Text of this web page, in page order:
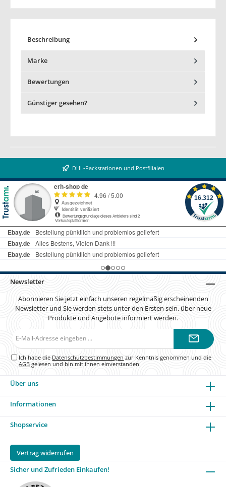
Beschreibung
Marke
Bewertungen
Günstiger gesehen?
DHL-Packstationen und Postfilialen
Newsletter
Abonnieren Sie jetzt einfach unseren regelmäßig erscheinenden
Newsletter und Sie werden stets unter den Ersten sein, über neue
Produkte und Angebote informiert werden.
Ich habe die Datenschutzbestimmungen zur Kenntnis genommen und die
AGB gelesen und bin mit ihnen einverstanden.
Über uns
Informationen
Shopservice
Vertrag widerrufen
Sicher und Zufrieden Einkaufen!